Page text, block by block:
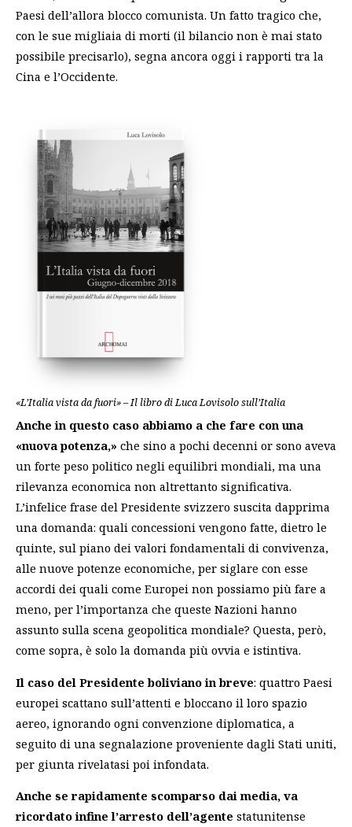
Paesi dell’allora blocco comunista. Un fatto tragico che,
con le sue migliaia di morti (il bilancio non è mai stato
possibile precisarlo), segna ancora oggi i rapporti tra la
Cina e l’Occidente.
«L’Italia vista da fuori» – Il libro di Luca Lovisolo sull’Italia
Anche in questo caso abbiamo a che fare con una
«nuova potenza,» che sino a pochi decenni or sono aveva
un forte peso politico negli equilibri mondiali, ma una
rilevanza economica non altrettanto significativa.
L’infelice frase del Presidente svizzero suscita dapprima
una domanda: quali concessioni vengono fatte, dietro le
quinte, sul piano dei valori fondamentali di convivenza,
alle nuove potenze economiche, per siglare con esse
accordi dei quali come Europei non possiamo più fare a
meno, per l’importanza che queste Nazioni hanno
assunto sulla scena geopolitica mondiale? Questa, però,
come sopra, è solo la domanda più ovvia e istintiva.
Il caso del Presidente boliviano in breve: quattro Paesi
europei scattano sull’attenti e bloccano il loro spazio
aereo, ignorando ogni convenzione diplomatica, a
seguito di una segnalazione proveniente dagli Stati uniti,
per giunta rivelatasi poi infondata.
Anche se rapidamente scomparso dai media, va
ricordato infine l’arresto dell’agente statunitense